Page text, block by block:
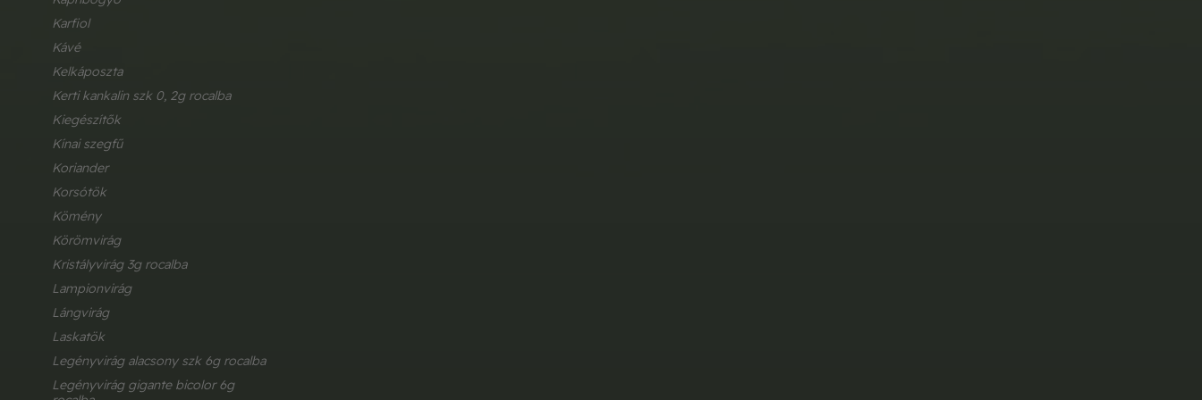
karfiol
kávé
kelkáposzta
kerti kankalin szk 0, 2g rocalba
kiegészítők
kínai szegfű
koriander
korsótök
kömény
körömvirág
kristályvirág 3g rocalba
lampionvirág
lángvirág
laskatök
legényvirág alacsony szk 6g rocalba
legényvirág gigante bicolor 6g